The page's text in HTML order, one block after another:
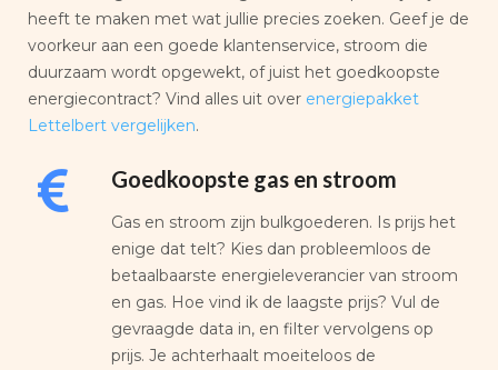
heeft te maken met wat jullie precies zoeken. Geef je de
voorkeur aan een goede klantenservice, stroom die
duurzaam wordt opgewekt, of juist het goedkoopste
energiecontract? Vind alles uit over energiepakket
Lettelbert vergelijken.
Goedkoopste gas en stroom
Gas en stroom zijn bulkgoederen. Is prijs het
enige dat telt? Kies dan probleemloos de
betaalbaarste energieleverancier van stroom
en gas. Hoe vind ik de laagste prijs? Vul de
gevraagde data in, en filter vervolgens op
prijs. Je achterhaalt moeiteloos de